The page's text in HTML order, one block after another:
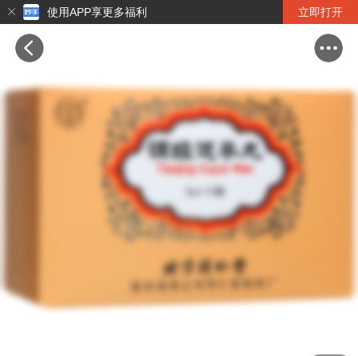
使用APP享更多福利 立即打开